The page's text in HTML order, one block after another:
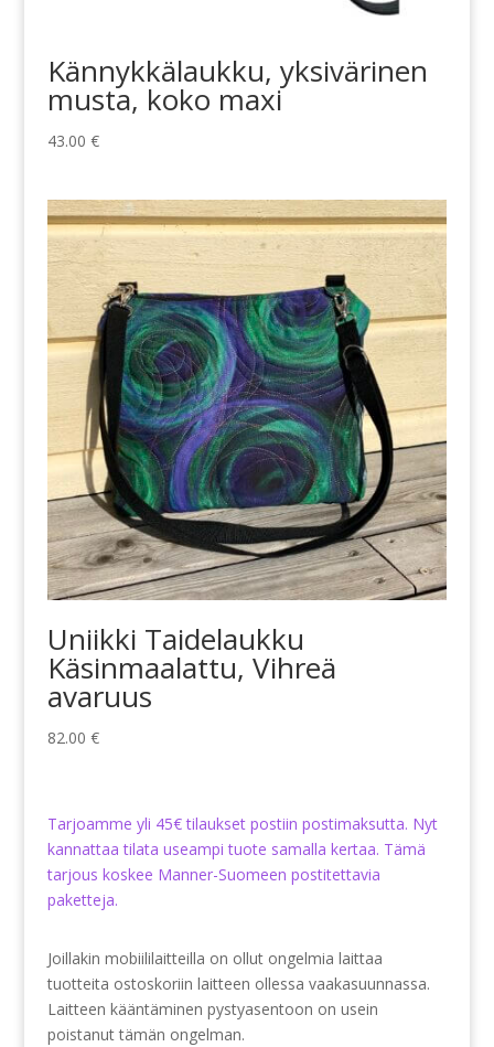
Kännykkälaukku, yksivärinen
musta, koko maxi
43.00 €
Uniikki Taidelaukku
Käsinmaalattu, Vihreä
avaruus
82.00 €
Tarjoamme yli 45€ tilaukset postiin postimaksutta. Nyt
kannattaa tilata useampi tuote samalla kertaa. Tämä
tarjous koskee Manner-Suomeen postitettavia
paketteja.
Joillakin mobiililaitteilla on ollut ongelmia laittaa
tuotteita ostoskoriin laitteen ollessa vaakasuunnassa.
Laitteen kääntäminen pystyasentoon on usein
poistanut tämän ongelman.